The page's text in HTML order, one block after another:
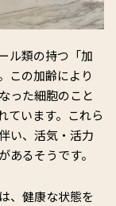
ル類の持つ「加
この加齢により
った細胞のこと
ています。これら
い、活気・活力
あるそうです。
、健康な状態を